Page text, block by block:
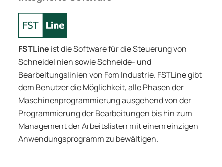
FSTLine ist die Software für die Steuerung von
Schneidelinien sowie Schneide- und
Bearbeitungslinien von Fom Industrie. FSTLine gibt
dem Benutzer die Möglichkeit, alle Phasen der
Maschinenprogrammierung ausgehend von der
Programmierung der Bearbeitungen bis hin zum
Management der Arbeitslisten mit einem einzigen
Anwendungsprogramm zu bewältigen.